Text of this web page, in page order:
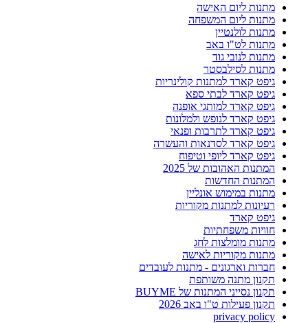
מתנות ליום האישה
מתנות ליום המשפחה
מתנות לולנטיין
מתנות לט"ו באב
מתנות לנובי גוד
מתנות לסילבסטר
גיפט קארד למתנות קולינריות
גיפט קארד לבתי ספא
גיפט קארד למותגי אופנה
גיפט קארד לנופש ולמלונות
גיפט קארד לתרבות ופנאי
גיפט קארד לסדנאות והעשרה
גיפט קארד ליופי וטיפוח
המתנות האהובות של 2025
המתנות החדשות
מתנות במימוש אונליין
רעיונות למתנות מקוריות
גיפט קארד
חוויות משפחתיות
מתנות מומלצות לחג
מתנות מקוריות לאישה
חברות וארגונים - מתנות לעובדים
תקנון מתנה משותפת
תקנון נסייני המתנות של BUYME
תקנון פעילות ט"ו באב 2026
privacy policy